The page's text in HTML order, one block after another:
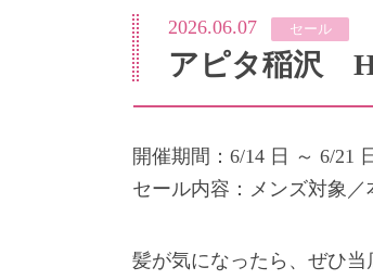
2026.06.07 セール
アピタ稲沢
開催期間：6/14 日 ～ 6/21
セール内容：メンズ対象
髪が気になったら、ぜひ当